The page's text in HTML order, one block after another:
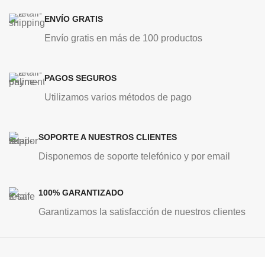
ENVÍO GRATIS
Envío gratis en más de 100 productos
PAGOS SEGUROS
Utilizamos varios métodos de pago
SOPORTE A NUESTROS CLIENTES
Disponemos de soporte telefónico y por email
100% GARANTIZADO
Garantizamos la satisfacción de nuestros clientes